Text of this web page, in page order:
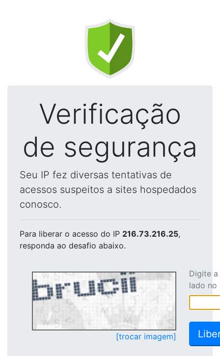
Verificação
de segurança
Seu IP fez diversas tentativas de
acessos suspeitos a sites hospedados
conosco.
Para liberar o acesso do IP 216.73.216.25,
responda ao desafio abaixo.
[trocar imagem]
Digite
lado no